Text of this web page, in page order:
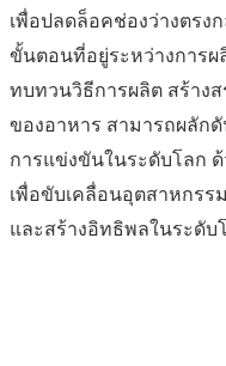
เพื่อปลดล็อคช่องว่างตรงก
ขั้นตอนที่อยู่ระหว่างการผ
ทบทวนวิธีการผลิต สร้าง
ของอาหาร สามารถผลัก
การแข่งขันในระดับโลก
เพื่อขับเคลื่อนอุตสาหกรร
และสร้างอิทธิพลในระดับ